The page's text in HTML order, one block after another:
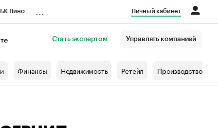
Вино Личный кабинет
Стать экспертом Управлять компанией
Финансы Недвижимость Ретейл Производство